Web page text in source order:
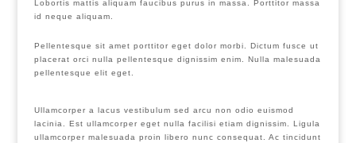
Lobortis mattis aliquam faucibus purus in massa. Porttitor massa
id neque aliquam.
Pellentesque sit amet porttitor eget dolor morbi. Dictum fusce ut
placerat orci nulla pellentesque dignissim enim. Nulla malesuada
pellentesque elit eget.
Ullamcorper a lacus vestibulum sed arcu non odio euismod
lacinia. Est ullamcorper eget nulla facilisi etiam dignissim. Ligula
ullamcorper malesuada proin libero nunc consequat. Ac tincidunt